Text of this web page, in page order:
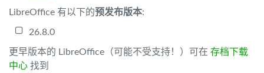
LibreOffice 有以下的预发布版本:
26.8.0
更早版本的 LibreOffice（可能不受支持！）可在 存档下载
中心 找到